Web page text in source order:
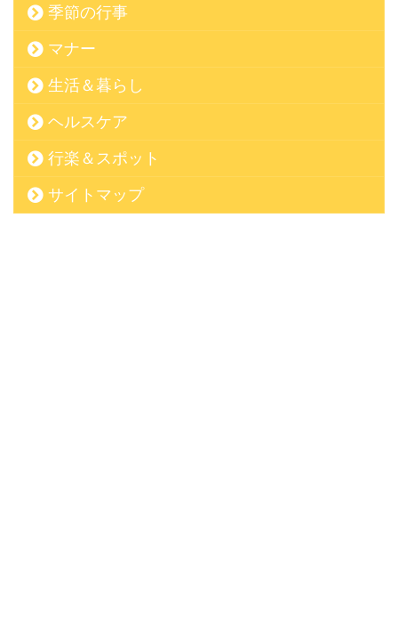
季節の行事
マナー
生活＆暮らし
ヘルスケア
行楽＆スポット
サイトマップ